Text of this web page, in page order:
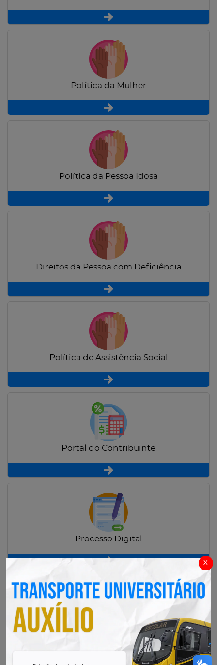
x
Política da Mulher
Política da Pessoa Idosa
Direitos da Pessoa com Deficiência
Política de Assistência Social
Portal do Contribuinte
Processo Digital
Radar Transparência Pública